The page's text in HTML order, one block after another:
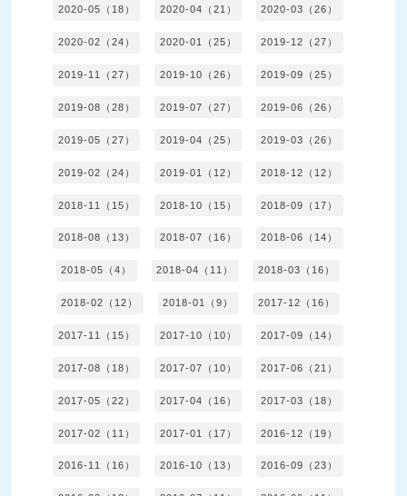
2020-05（18） 2020-04（21） 2020-03（26）
2020-02（24） 2020-01（25） 2019-12（27）
2019-11（27） 2019-10（26） 2019-09（25）
2019-08（28） 2019-07（27） 2019-06（26）
2019-05（27） 2019-04（25） 2019-03（26）
2019-02（24） 2019-01（12） 2018-12（12）
2018-11（15） 2018-10（15） 2018-09（17）
2018-08（13） 2018-07（16） 2018-06（14）
2018-05（4） 2018-04（11） 2018-03（16）
2018-02（12） 2018-01（9） 2017-12（16）
2017-11（15） 2017-10（10） 2017-09（14）
2017-08（18） 2017-07（10） 2017-06（21）
2017-05（22） 2017-04（16） 2017-03（18）
2017-02（11） 2017-01（17） 2016-12（19）
2016-11（16） 2016-10（13） 2016-09（23）